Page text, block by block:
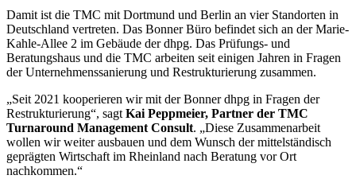
Damit ist die TMC mit Dortmund und Berlin an vier Standorten in
Deutschland vertreten. Das Bonner Büro befindet sich an der Marie-
Kahle-Allee 2 im Gebäude der dhpg. Das Prüfungs- und
Beratungshaus und die TMC arbeiten seit einigen Jahren in Fragen
der Unternehmenssanierung und Restrukturierung zusammen.
„Seit 2021 kooperieren wir mit der Bonner dhpg in Fragen der
Restrukturierung“, sagt Kai Peppmeier, Partner der TMC
Turnaround Management Consult. „Diese Zusammenarbeit
wollen wir weiter ausbauen und dem Wunsch der mittelständisch
geprägten Wirtschaft im Rheinland nach Beratung vor Ort
nachkommen.“